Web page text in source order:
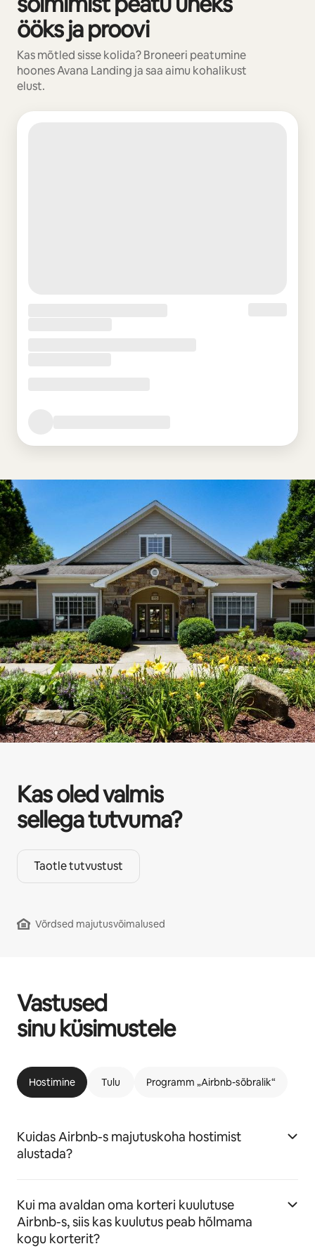
ööks ja proovi
Kas mõtled sisse kolida? Broneeri peatumine
hoones Avana Landing ja saa aimu kohalikust
elust.
Kas oled valmis
sellega tutvuma?
Taotle tutvustust
Võrdsed majutusvõimalused
Vastused
sinu küsimustele
Hostimine Tulu Programm „Airbnb-sõbralik“
Kuidas Airbnb-s majutuskoha hostimist
alustada?
Kui ma avaldan oma korteri kuulutuse
Airbnb-s, siis kas kuulutus peab hõlmama
kogu korterit?